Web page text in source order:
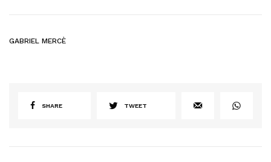
GABRIEL MERCÈ
SHARE TWEET